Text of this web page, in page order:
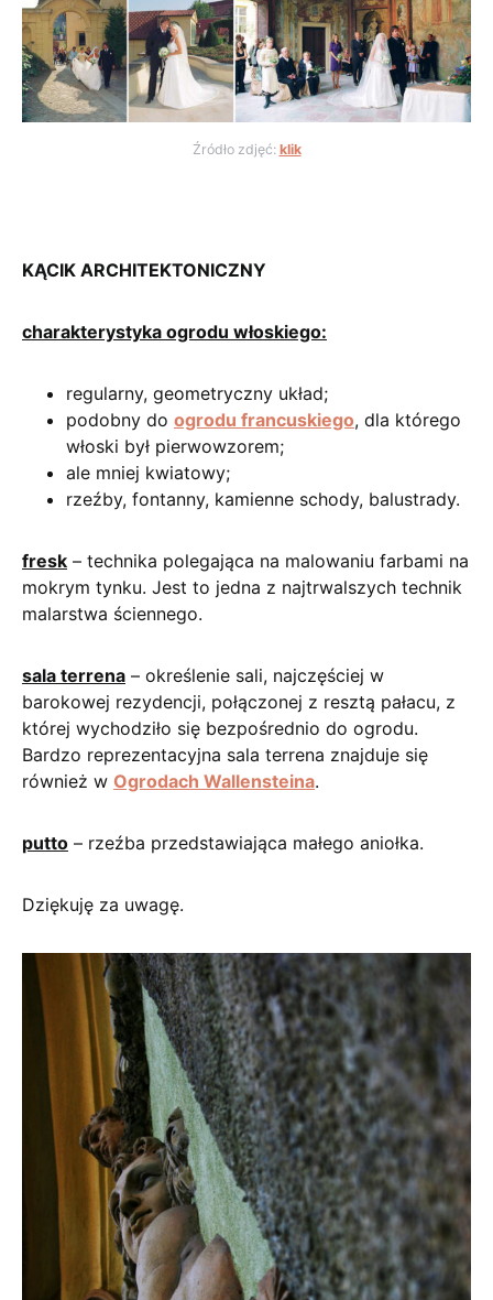
Źródło zdjęć: klik
KĄCIK ARCHITEKTONICZNY
charakterystyka ogrodu włoskiego:
regularny, geometryczny układ;
podobny do ogrodu francuskiego, dla którego
włoski był pierwowzorem;
ale mniej kwiatowy;
rzeźby, fontanny, kamienne schody, balustrady.
fresk – technika polegająca na malowaniu farbami na
mokrym tynku. Jest to jedna z najtrwalszych technik
malarstwa ściennego.
sala terrena – określenie sali, najczęściej w
barokowej rezydencji, połączonej z resztą pałacu, z
której wychodziło się bezpośrednio do ogrodu.
Bardzo reprezentacyjna sala terrena znajduje się
również w Ogrodach Wallensteina.
putto – rzeźba przedstawiająca małego aniołka.
Dziękuję za uwagę.